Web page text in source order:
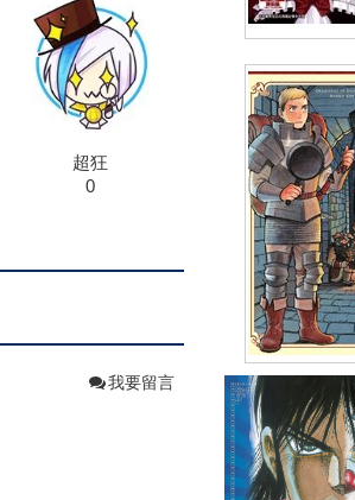
超狂
0
我要留言
極黑的布倫
NT$130 90折
迷宮
NT$140 90折